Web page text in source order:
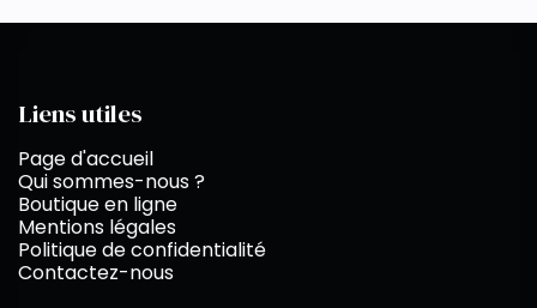
Liens utiles
Page d'accueil
Qui sommes-nous ?
Boutique en ligne
Mentions légales
Politique de confidentialité
Contactez-nous